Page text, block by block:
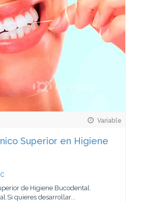
Variable
Superior en Higiene
de Higiene Bucodental.
quieres desarrollar...